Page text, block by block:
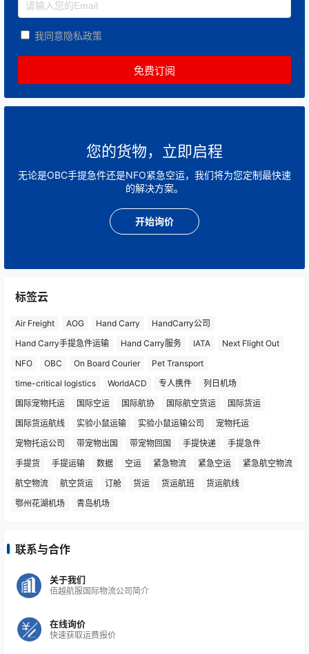
我同意隐私政策
您的货物，立即启程
无论是OBC手提急件还是NFO紧急空运，我们将为您定制最快速
的解决方案。
开始询价
标签云
Air Freight AOG Hand Carry
HandCarry公司
Hand Carry手提急件运输
Hand Carry服务 IATA
Next Flight Out
NFO
OBC On Board Courier
Pet Transport
time-critical logistics
WorldACD 专人携件
列日机场
国际宠物托运
国际空运 国际航协 国际航空货运
国际货运
国际货运航线
实验小鼠运输 实验小鼠运输公司
宠物托运
宠物托运公司
带宠物出国 带宠物回国 手提快递
手提急件
手提货
手提运输 数据 空运 紧急物流 紧急空运
紧急航空物流
航空物流
航空货运 订舱 货运 货运航班
货运航线
鄂州花湖机场
青岛机场
联系与合作
关于我们
佰越航服国际物流公司简介
在线询价
快速获取运费报价